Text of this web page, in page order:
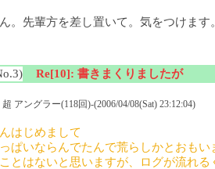
。先輩方を差し置いて。気をつけます。
Re[10]: 書きまくりましたが
超 アングラー(118回)-(2006/04/08(Sat) 23:12:04)
はじめまして
ぱいならんでたんで荒らしかとおもい
とはないと思いますが、ログが流れる